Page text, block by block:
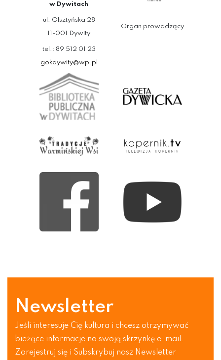
w Dywitach
ul. Olsztyńska 28
11-001 Dywity
tel.: 89 512 01 23
gokdywity@wp.pl
Organ prowadzący
Newsletter
Jeśli interesuje Cię kultura i chcesz otrzymywać
bieżące informacje na swoją skrzynkę e-mail.
Zarejestruj się i Subskrybuj nasz Newsletter